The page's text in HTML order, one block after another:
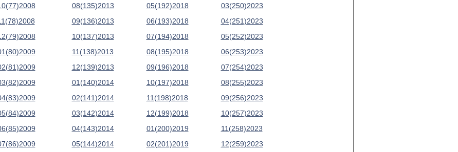
08(135)2013
09(136)2013
10(137)2013
11(138)2013
12(139)2013
01(140)2014
02(141)2014
03(142)2014
04(143)2014
05(144)2014
05(192)2018
06(193)2018
07(194)2018
08(195)2018
09(196)2018
10(197)2018
11(198)2018
12(199)2018
01(200)2019
02(201)2019
03(250)2023
04(251)2023
05(252)2023
06(253)2023
07(254)2023
08(255)2023
09(256)2023
10(257)2023
11(258)2023
12(259)2023